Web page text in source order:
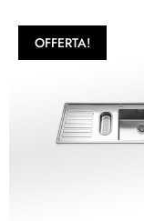
OFFERTA!